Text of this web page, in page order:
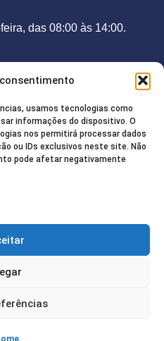
usamos tecnologias como
informações do dispositivo. O
nos permitirá processar dados
ou IDs exclusivos neste site. Não
pode afetar negativamente
das 08:00 às 14:00.
Paula, 85. Centro / CEP:
000
Municipal de Juruá |
Privacidade